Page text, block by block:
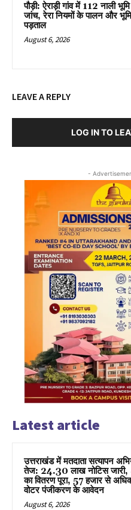
पौड़ी: ऐराड़ी गांव में 112 नाली
जांच, रेरा नियमों के पालन और भूमि
पड़ताल
August 6, 2026
LEAVE A REPLY
LOG IN TO
-
Latest article
उत्तराखंड में मतदाता सत्यापन
तेज: 24.30 लाख नोटिस
का वितरण पूरा, 57 हजार से
वोटर पंजीकरण के आवेदन
August 6, 2026